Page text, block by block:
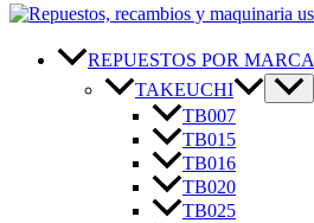
REPUESTOS POR MARCA
TAKEUCHI
TB007
TB015
TB016
TB020
TB025